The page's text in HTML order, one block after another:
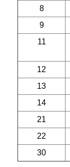
8
9
11
12
13
14
21
22
30